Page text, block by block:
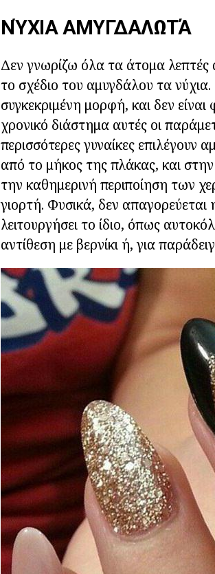
ΝΎΧΙΑ ΑΜΥΓΔΑΛΩΤΆ
Δεν γνωρίζω όλα τα άτομα λεπτές
το σχέδιο του αμυγδάλου τα
συγκεκριμένη μορφή, και δεν είναι
χρονικό διάστημα αυτές οι
περισσότερες γυναίκες
από το μήκος της πλάκας, και
την καθημερινή περιποίηση των
γιορτή. Φυσικά, δεν
λειτουργήσει το ίδιο, όπως
αντίθεση με βερνίκι ή, για